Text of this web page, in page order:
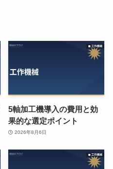
5軸加工機導入の費用と効
果的な選定ポイント
2026年8月6日